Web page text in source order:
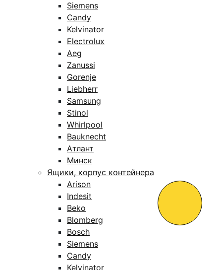
Siemens
Candy
Kelvinator
Electrolux
Aeg
Zanussi
Gorenje
Liebherr
Samsung
Stinol
Whirlpool
Bauknecht
Атлант
Минск
Ящики, корпус контейнера
Arison
Indesit
Beko
Blomberg
Bosch
Siemens
Candy
Kelvinator